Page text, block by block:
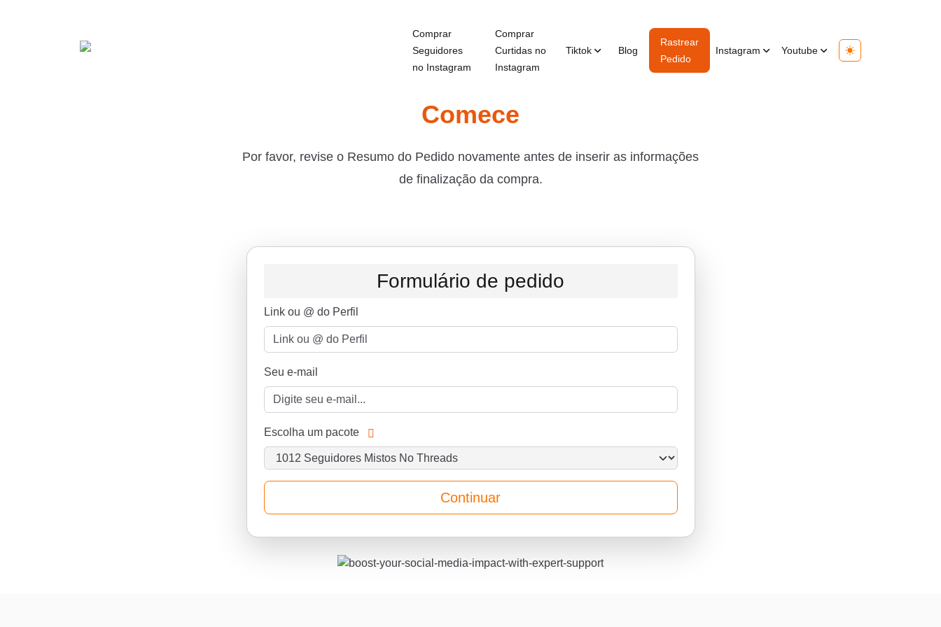
Toggle theme
Comprar
Seguidores
no Instagram
Comprar
Curtidas no
Instagram
Tiktok Blog
Rastrear
Pedido
Instagram Youtube
Comece
Por favor, revise o Resumo do Pedido novamente antes de inserir as informações
de finalização da compra.
Formulário de pedido
Link ou @ do Perfil
Seu e-mail
Escolha um pacote
Continuar